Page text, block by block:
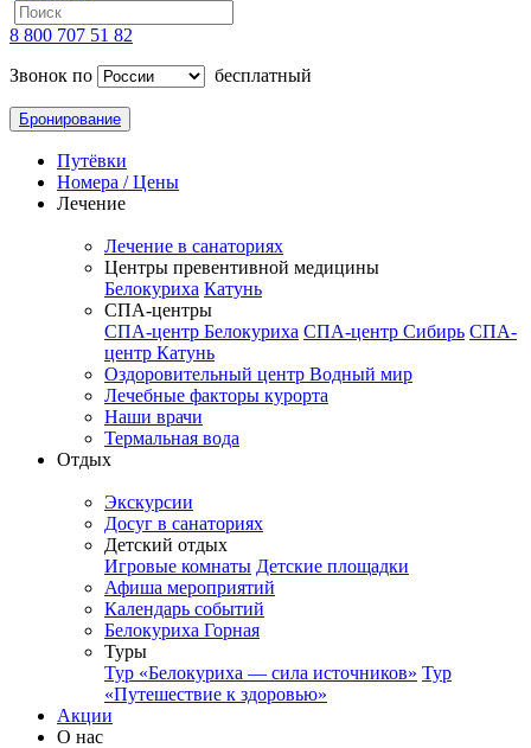
8 800 707 51 82
Звонок по
бесплатный
Бронирование
Путёвки
Номера / Цены
Лечение
Лечение в санаториях
Центры превентивной медицины
Белокуриха Катунь
СПА-центры
СПА-центр Белокуриха СПА-центр Сибирь СПА-
центр Катунь
Оздоровительный центр Водный мир
Лечебные факторы курорта
Наши врачи
Термальная вода
Отдых
Экскурсии
Досуг в санаториях
Детский отдых
Игровые комнаты Детские площадки
Афиша мероприятий
Календарь событий
Белокуриха Горная
Туры
Тур «Белокуриха — сила источников» Тур
«Путешествие к здоровью»
Акции
О нас